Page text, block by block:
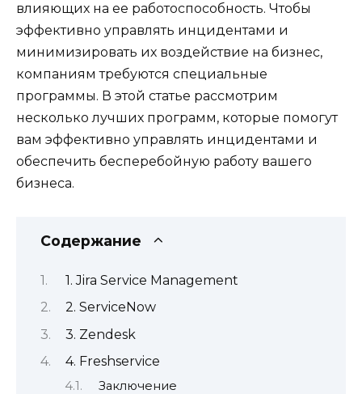
влияющих на ее работоспособность. Чтобы
эффективно управлять инцидентами и
минимизировать их воздействие на бизнес,
компаниям требуются специальные
программы. В этой статье рассмотрим
несколько лучших программ, которые помогут
вам эффективно управлять инцидентами и
обеспечить бесперебойную работу вашего
бизнеса.
Содержание
1. Jira Service Management
2. ServiceNow
3. Zendesk
4. Freshservice
Заключение